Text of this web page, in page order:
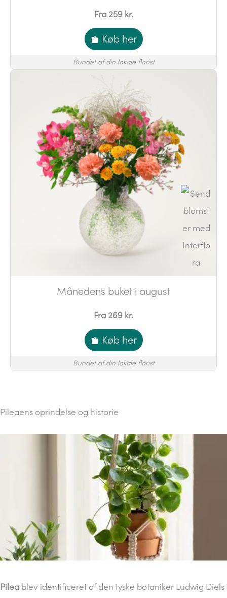
Fra 259 kr.
Køb her
Bundet af din lokale florist
Månedens buket i august
Fra 269 kr.
Køb her
Bundet af din lokale florist
Pileaens oprindelse og historie
Pilea blev identificeret af den tyske botaniker Ludwig Diels